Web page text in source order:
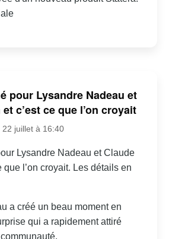
pour Lysandre Nadeau et
c’est ce que l’on croyait
juillet à 16:40
Lysandre Nadeau et Claude
que l’on croyait. Les détails en
a créé un beau moment en
qui a rapidement attiré